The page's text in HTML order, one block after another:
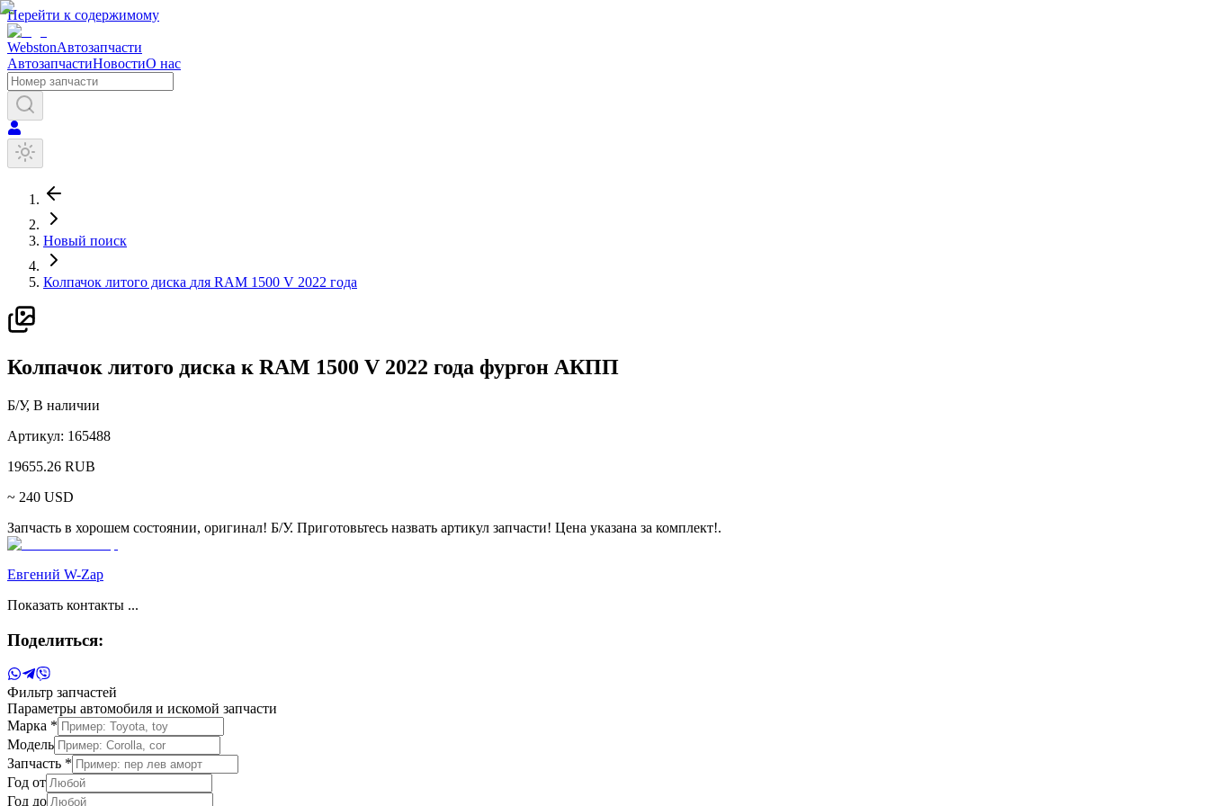
Перейти к содержимому
WebstonАвтозапчасти
АвтозапчастиНовостиО нас
Новый поиск
Колпачок литого диска для RAM 1500 V 2022 года
Колпачок литого диска к RAM 1500 V 2022 года фургон АКПП
Б/У, В наличии
Артикул: 165488
19655.26 RUB
~ 240 USD
Запчасть в хорошем состоянии, оригинал! Б/У. Приготовьтесь назвать артикул запчасти! Цена указана за комплект!.
Евгений W-Zap
Показать контакты ...
Поделиться:
Фильтр запчастей
Параметры автомобиля и искомой запчасти
Марка *
Модель
Запчасть *
Год от
Год до